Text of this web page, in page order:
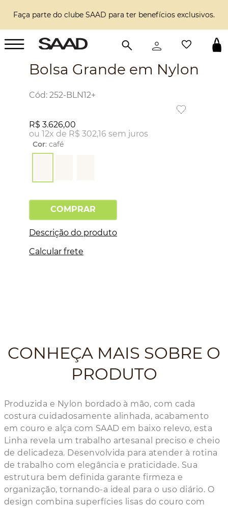
Faça parte do clube SAAD para ter benefícios exclusivos.
Bolsa Grande em Nylon
: 252-BLN12+
R$ 3.626,00
ou 12x de R$ 302,16 sem juros
Cor: café
COMPRAR
Descrição do produto
Calcular frete
CONHEÇA MAIS SOBRE O
PRODUTO
Produzida e Nylon bordado à mão, com cada
costura cuidadosamente alinhada, acabamento
em couro e alça com SAAD em baixo relevo, esta
Linha revela um trabalho artesanal preciso e cheio
de delicadeza. Desenvolvida para atender à rotina
de trabalho com elegância e praticidade. Sua
estrutura bem definida garante firmeza e
organização, tornando-a ideal para o uso diário. O
design combina superfícies lisas do couro com